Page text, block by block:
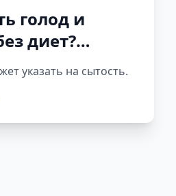
голод и
диет?
но не
сделайте это
указать на сытость.